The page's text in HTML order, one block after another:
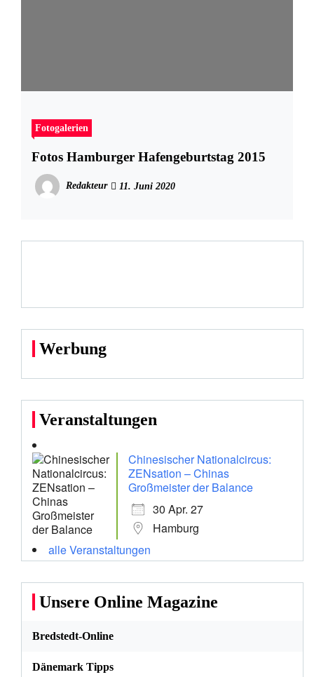
Fotogalerien
Fotos Hamburger Hafengeburtstag 2015
Redakteur 11. Juni 2020
Werbung
Veranstaltungen
Chinesischer Nationalcircus:
ZENsation – Chinas
Großmeister der Balance
30 Apr. 27
Hamburg
alle Veranstaltungen
Unsere Online Magazine
Bredstedt-Online
Dänemark Tipps